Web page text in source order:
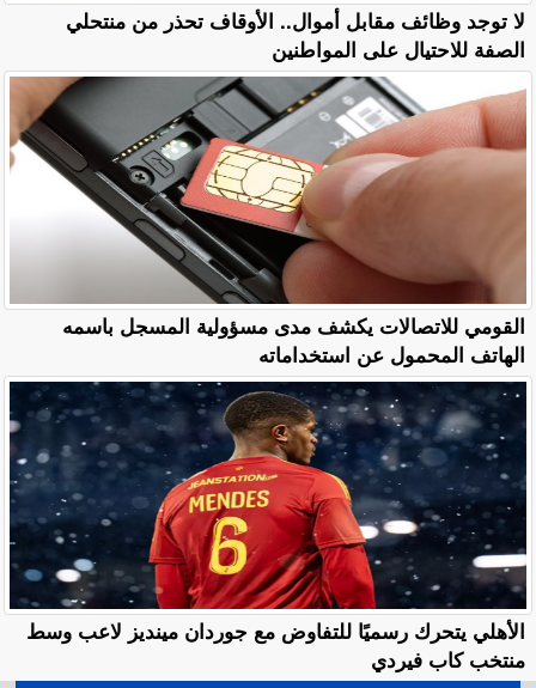
لا توجد وظائف مقابل أموال.. الأوقاف تحذر من منتحلي
الصفة للاحتيال على المواطنين
القومي للاتصالات يكشف مدى مسؤولية المسجل باسمه
الهاتف المحمول عن استخداماته
الأهلي يتحرك رسميًا للتفاوض مع جوردان مينديز لاعب وسط
منتخب كاب فيردي